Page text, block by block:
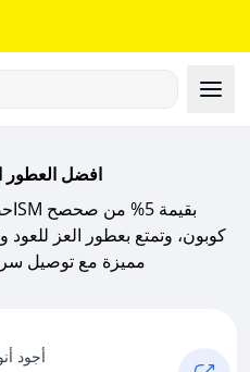
افضل العطور
كوبون، وتمتع بعطور العز للعود
مميزة مع توصيل
أجود